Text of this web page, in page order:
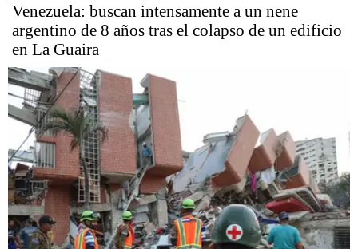
Venezuela: buscan intensamente a un nene
argentino de 8 años tras el colapso de un edificio
en La Guaira